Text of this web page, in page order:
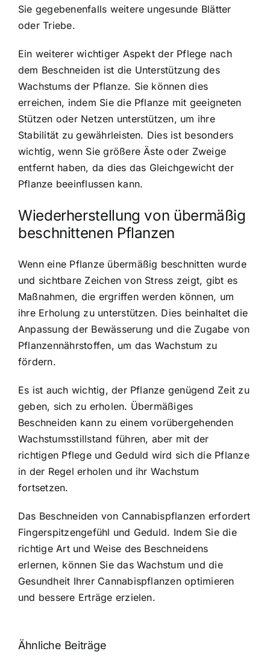
Sie gegebenenfalls weitere ungesunde Blätter
oder Triebe.
Ein weiterer wichtiger Aspekt der Pflege nach
dem Beschneiden ist die Unterstützung des
Wachstums der Pflanze. Sie können dies
erreichen, indem Sie die Pflanze mit geeigneten
Stützen oder Netzen unterstützen, um ihre
Stabilität zu gewährleisten. Dies ist besonders
wichtig, wenn Sie größere Äste oder Zweige
entfernt haben, da dies das Gleichgewicht der
Pflanze beeinflussen kann.
Wiederherstellung von übermäßig
beschnittenen Pflanzen
Wenn eine Pflanze übermäßig beschnitten wurde
und sichtbare Zeichen von Stress zeigt, gibt es
Maßnahmen, die ergriffen werden können, um
ihre Erholung zu unterstützen. Dies beinhaltet die
Anpassung der Bewässerung und die Zugabe von
Pflanzennährstoffen, um das Wachstum zu
fördern.
Es ist auch wichtig, der Pflanze genügend Zeit zu
geben, sich zu erholen. Übermäßiges
Beschneiden kann zu einem vorübergehenden
Wachstumsstillstand führen, aber mit der
richtigen Pflege und Geduld wird sich die Pflanze
in der Regel erholen und ihr Wachstum
fortsetzen.
Das Beschneiden von Cannabispflanzen erfordert
Fingerspitzengefühl und Geduld. Indem Sie die
richtige Art und Weise des Beschneidens
erlernen, können Sie das Wachstum und die
Gesundheit Ihrer Cannabispflanzen optimieren
und bessere Erträge erzielen.
Ähnliche Beiträge
Neue THC-